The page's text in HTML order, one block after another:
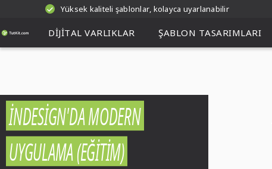
Yüksek kaliteli şablonlar, kolayca uyarlanabilir
DIJITAL VARLIKLAR ŞABLON TASARIMLARI
İNDESIGN'DA MODERN
UYGULAMA (EĞITIM)